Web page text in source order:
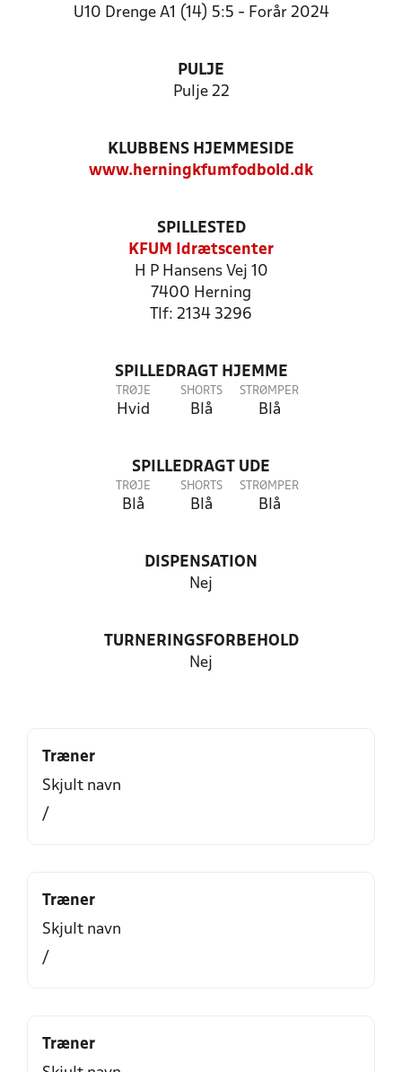
U10 Drenge A1 (14) 5:5 - Forår 2024
PULJE
Pulje 22
KLUBBENS HJEMMESIDE
www.herningkfumfodbold.dk
SPILLESTED
KFUM Idrætscenter
H P Hansens Vej 10
7400 Herning
Tlf: 2134 3296
SPILLEDRAGT HJEMME
TRØJE
Hvid
SHORTS
Blå
STRØMPER
Blå
SPILLEDRAGT UDE
TRØJE
Blå
SHORTS
Blå
STRØMPER
Blå
DISPENSATION
Nej
TURNERINGSFORBEHOLD
Nej
Træner
Skjult navn
/
Træner
Skjult navn
/
Træner